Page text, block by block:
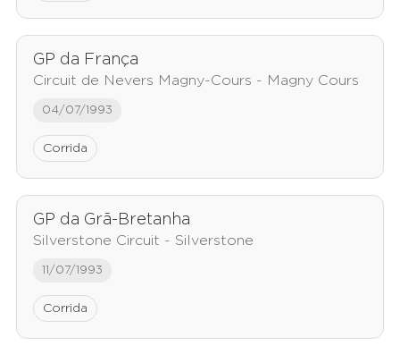
GP da França
Circuit de Nevers Magny-Cours - Magny Cours
04/07/1993
Corrida
GP da Grã-Bretanha
Silverstone Circuit - Silverstone
11/07/1993
Corrida